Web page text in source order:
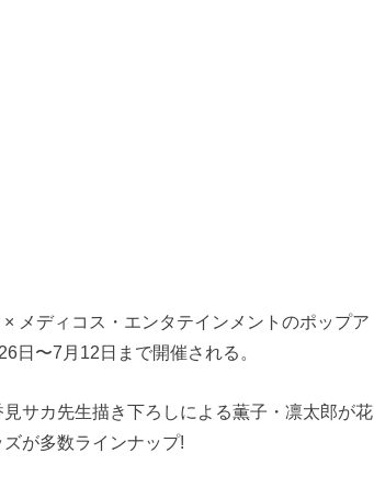
メディコス・エンタテインメントのポップア
日〜7月12日まで開催される。
サカ先生描き下ろしによる薫子・凛太郎が花
が多数ラインナップ!